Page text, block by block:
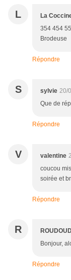
L La
354 454
Brodeuse
Répondre
S sylvie 20/
Que de
Répondre
V valentine
coucou
soirée et
Répondre
R
Bonjour,
Répondre